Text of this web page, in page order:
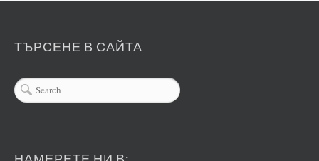
ТЪРСЕНЕ В САЙТА